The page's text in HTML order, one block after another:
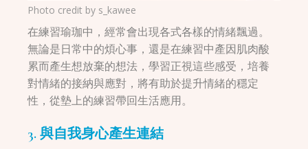
Photo credit by s_kawee
在練習瑜珈中，經常會出現各式各樣的情緒飄過。
無論是日常中的煩心事，還是在練習中產因肌肉酸
累而產生想放棄的想法，學習正視這些感受，培養
對情緒的接納與應對，將有助於提升情緒的穩定
性，從墊上的練習帶回生活應用。
3. 與自我身心產生連結